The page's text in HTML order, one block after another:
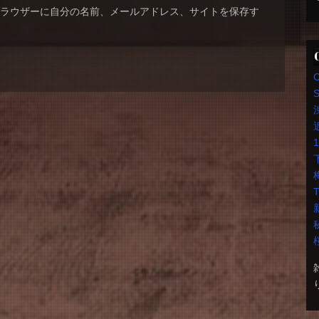
ウザーに自分の名前、メールアドレス、サイトを保存す